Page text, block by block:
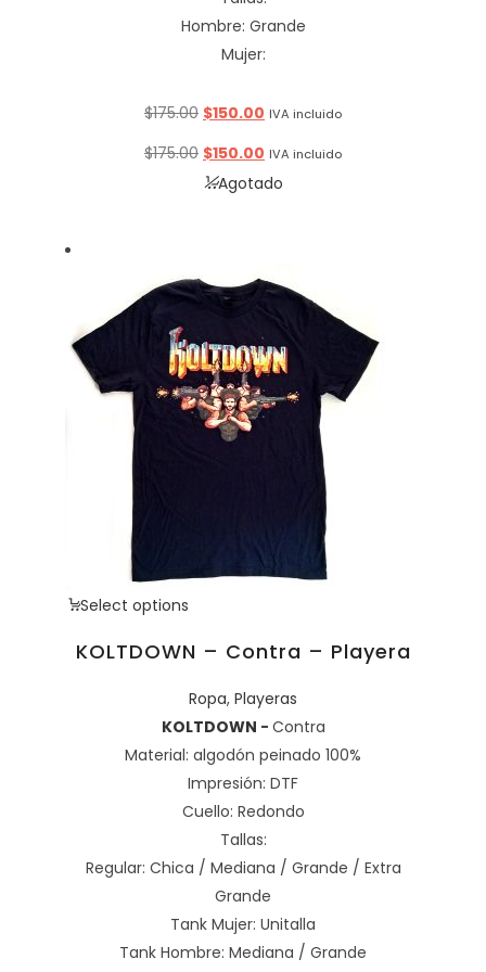
Hombre: Grande
Mujer:
$175.00 Original
was:
$175.00.
$150.00 Current
is:
$150.00.
IVA incluido
$175.00 Original
price
$150.00 Current
price
IVA incluido
Agotado
Select options
KOLTDOWN – Contra – Playera
Ropa, Playeras
KOLTDOWN - Contra
Material: algodón peinado 100%
Impresión: DTF
Cuello: Redondo
Tallas:
Regular: Chica / Mediana / Grande / Extra
Grande
Tank Mujer: Unitalla
Tank Hombre: Mediana / Grande